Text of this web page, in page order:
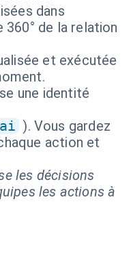
dans
de la relation
et exécutée
une identité
). Vous gardez
action et
les décisions
les actions à